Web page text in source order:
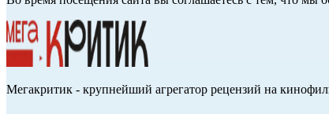
Мегакритик - крупнейший агрегатор рецензий на